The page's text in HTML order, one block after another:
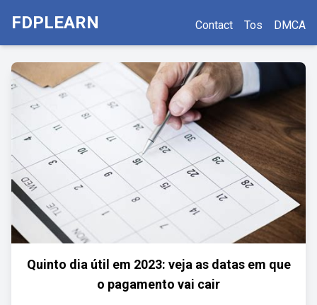
FDPLEARN Contact Tos DMCA
Quinto dia útil em 2023: veja as datas em que
o pagamento vai cair